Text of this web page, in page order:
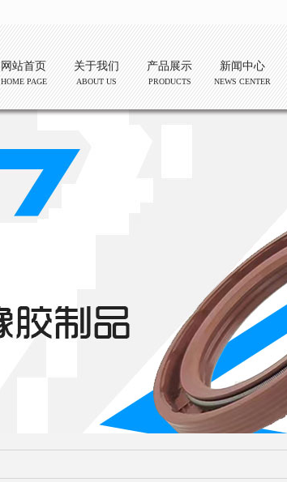
网站首页
HOME PAGE
关于我们
ABOUT US
产品展示
PRODUCTS
新闻中心
NEWS CENTER